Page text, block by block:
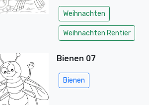
Weihnachten
Weihnachten Rentier
Bienen 07
Bienen